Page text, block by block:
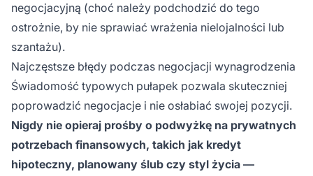
negocjacyjną (choć należy podchodzić do tego
ostrożnie, by nie sprawiać wrażenia nielojalności lub
szantażu).
Najczęstsze błędy podczas negocjacji wynagrodzenia
Świadomość typowych pułapek pozwala skuteczniej
poprowadzić negocjacje i nie osłabiać swojej pozycji.
Nigdy nie opieraj prośby o podwyżkę na prywatnych
potrzebach finansowych, takich jak kredyt
hipoteczny, planowany ślub czy styl życia —